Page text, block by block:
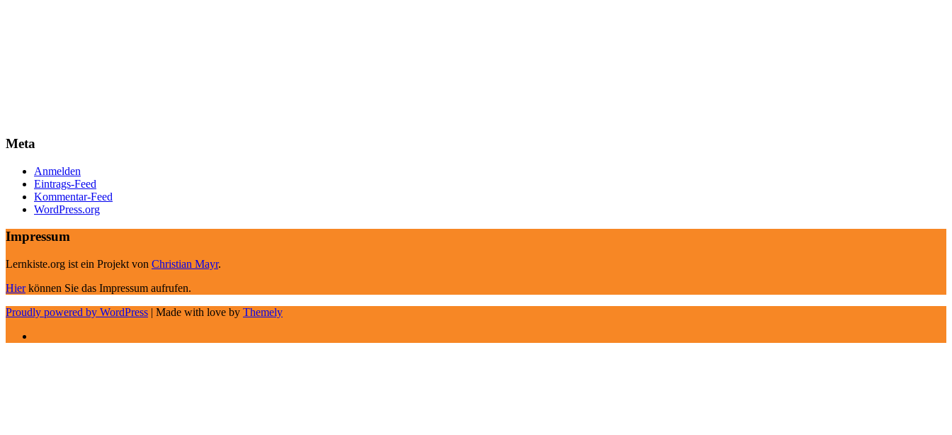
Meta
Anmelden
Eintrags-Feed
Kommentar-Feed
WordPress.org
Impressum
Lernkiste.org ist ein Projekt von Christian Mayr.
Hierkönnen Sie das Impressum aufrufen.
Proudly powered by WordPress | Made with love by Themely